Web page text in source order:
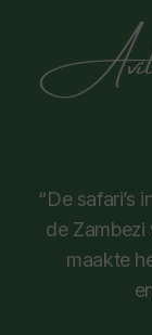
“De safari’s
de Zambezi
maakte